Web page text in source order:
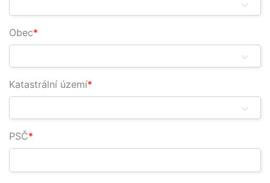
Obec
Katastrální území
PSČ